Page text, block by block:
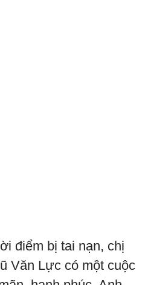
điểm bị tai nạn, chị
Văn Lực có một cuộc